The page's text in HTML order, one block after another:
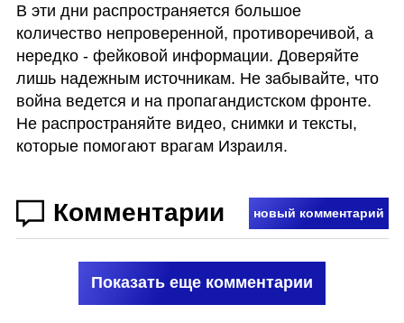
В эти дни распространяется большое
количество непроверенной, противоречивой, а
нередко - фейковой информации. Доверяйте
лишь надежным источникам. Не забывайте, что
война ведется и на пропагандистском фронте.
Не распространяйте видео, снимки и тексты,
которые помогают врагам Израиля.
Комментарии новый комментарий
Показать еще комментарии